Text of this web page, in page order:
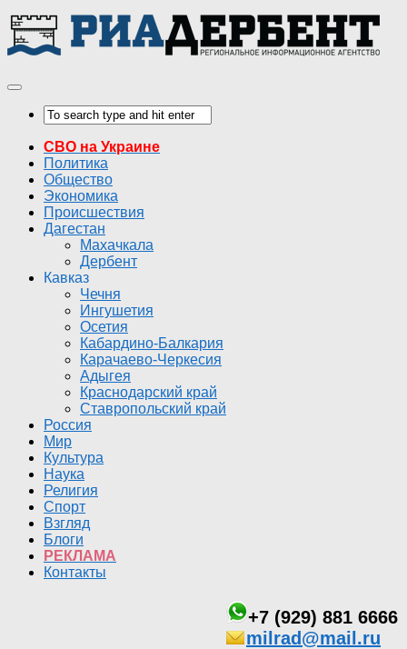
СВО на Украине
Политика
Общество
Экономика
Происшествия
Дагестан
Махачкала
Дербент
Кавказ
Чечня
Ингушетия
Осетия
Кабардино-Балкария
Карачаево-Черкесия
Адыгея
Краснодарский край
Ставропольский край
Россия
Мир
Культура
Наука
Религия
Спорт
Взгляд
Блоги
РЕКЛАМА
Контакты
+7 (929) 881 6666
milrad@mail.ru